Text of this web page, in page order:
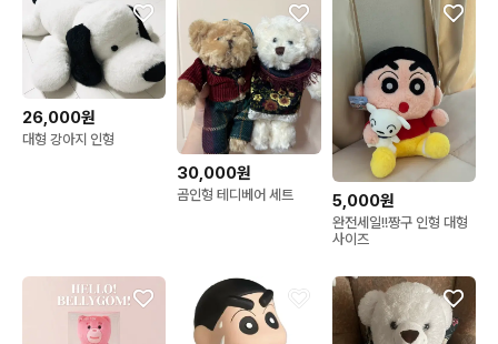
26,000원
대형 강아지 인형
30,000원
곰인형 테디베어 세트 5,000원
완전세일!!짱구 인형 대형
사이즈